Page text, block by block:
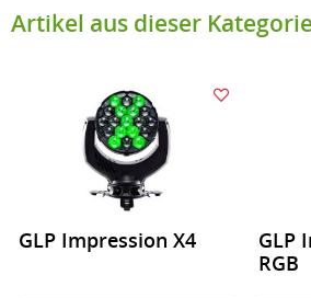
Artikel aus dieser Kategorie
GLP Impression X4
GLP
RGB